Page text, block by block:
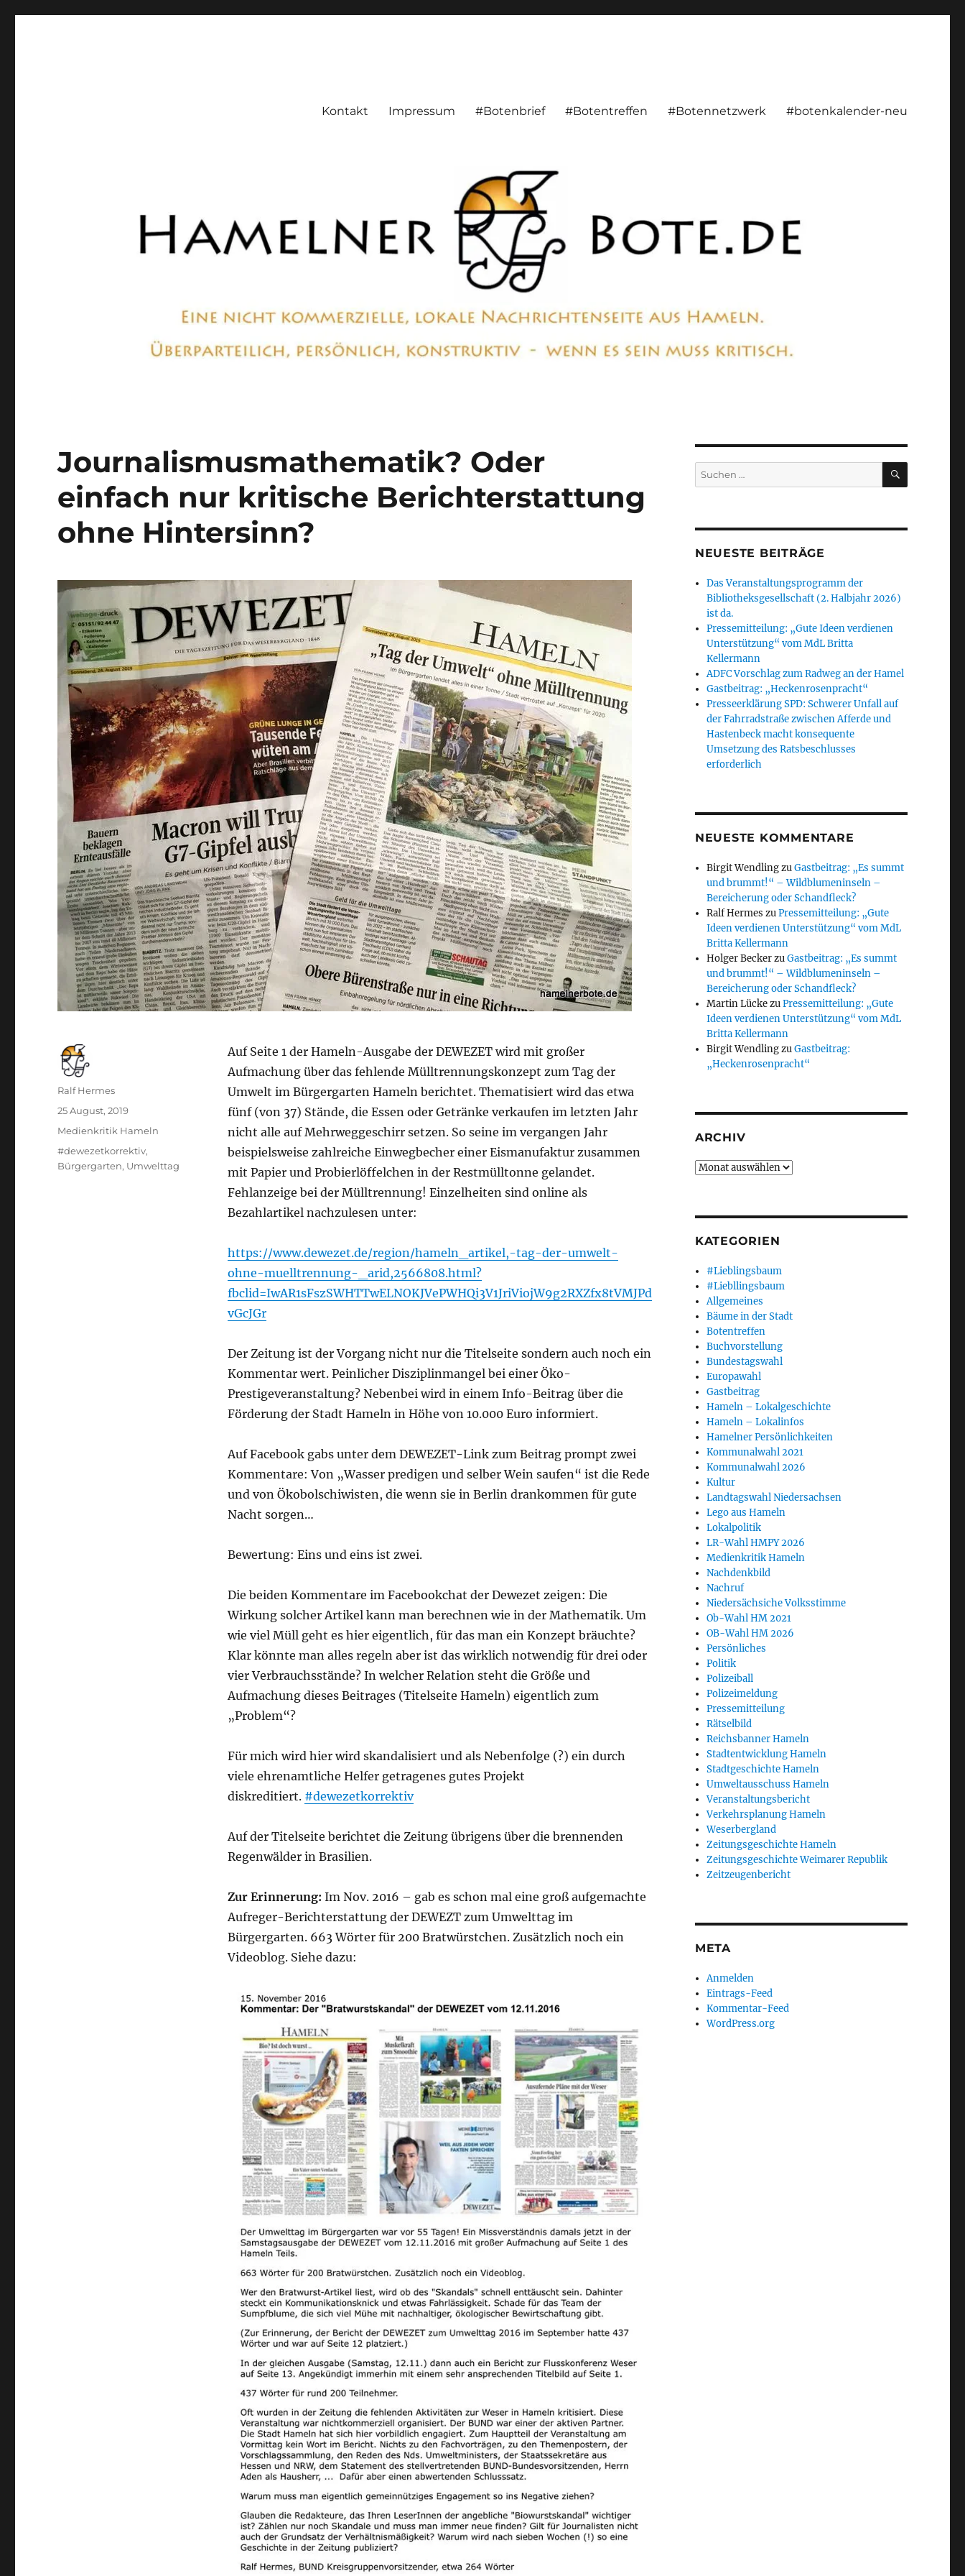
Kontakt Impressum #Botenbrief #Botentreffen #Botennetzwerk #botenkalender-neu
Journalismusmathematik? Oder
einfach nur kritische Berichterstattung
ohne Hintersinn?
Auf Seite 1 der Hameln-Ausgabe der DEWEZET wird mit großer
Aufmachung über das fehlende Mülltrennungskonzept zum Tag der
Umwelt im Bürgergarten Hameln berichtet. Thematisiert wird das etwa
fünf (von 37) Stände, die Essen oder Getränke verkaufen im letzten Jahr
nicht alle auf Mehrweggeschirr setzen. So seine im vergangen Jahr
beispielsweise zahlreiche Einwegbecher einer Eismanufaktur zusammen
mit Papier und Probierlöffelchen in der Restmülltonne gelandet.
Fehlanzeige bei der Mülltrennung! Einzelheiten sind online als
Bezahlartikel nachzulesen unter:
https://www.dewezet.de/region/hameln_artikel,-tag-der-umwelt-
ohne-muelltrennung-_arid,2566808.html?
fbclid=IwAR1sFszSWHTTwELNOKJVePWHQi3V1JriViojW9g2RXZfx8tVMJPd
vGcJGr
Der Zeitung ist der Vorgang nicht nur die Titelseite sondern auch noch ein
Kommentar wert. Peinlicher Disziplinmangel bei einer Öko-
Prestigeveranstaltung? Nebenbei wird in einem Info-Beitrag über die
Förderung der Stadt Hameln in Höhe von 10.000 Euro informiert.
Auf Facebook gabs unter dem DEWEZET-Link zum Beitrag prompt zwei
Kommentare: Von „Wasser predigen und selber Wein saufen“ ist die Rede
und von Ökobolschiwisten, die wenn sie in Berlin drankommen für gute
Nacht sorgen…
Bewertung: Eins und eins ist zwei.
Die beiden Kommentare im Facebookchat der Dewezet zeigen: Die
Wirkung solcher Artikel kann man berechnen wie in der Mathematik. Um
wie viel Müll geht es hier eigentlich, für das man ein Konzept bräuchte?
Klar könnte man alles regeln aber ist das wirklich notwendig für drei oder
vier Verbrauchsstände? In welcher Relation steht die Größe und
Aufmachung dieses Beitrages (Titelseite Hameln) eigentlich zum
„Problem“?
Für mich wird hier wird skandalisiert und als Nebenfolge (?) ein durch
viele ehrenamtliche Helfer getragenes gutes Projekt
diskreditiert. #dewezetkorrektiv
Auf der Titelseite berichtet die Zeitung übrigens über die brennenden
Regenwälder in Brasilien.
Zur Erinnerung: Im Nov. 2016 – gab es schon mal eine groß aufgemachte
Aufreger-Berichterstattung der DEWEZT zum Umwelttag im
Bürgergarten. 663 Wörter für 200 Bratwürstchen. Zusätzlich noch ein
Videoblog. Siehe dazu:
Autor
Ralf Hermes
Veröffentlicht
25 August, 2019
Kategorien
Medienkritik Hameln
Schlagwörter
#dewezetkorrektiv,
Bürgergarten, Umwelttag
Suchen
nach:
SUCHEN
NEUESTE BEITRÄGE
Das Veranstaltungsprogramm der
Bibliotheksgesellschaft (2. Halbjahr 2026)
ist da.
Pressemitteilung: „Gute Ideen verdienen
Unterstützung“ vom MdL Britta
Kellermann
ADFC Vorschlag zum Radweg an der Hamel
Gastbeitrag: „Heckenrosenpracht“
Presseerklärung SPD: Schwerer Unfall auf
der Fahrradstraße zwischen Afferde und
Hastenbeck macht konsequente
Umsetzung des Ratsbeschlusses
erforderlich
NEUESTE KOMMENTARE
Birgit WendlingzuGastbeitrag: „Es summt
und brummt!“ – Wildblumeninseln –
Bereicherung oder Schandfleck?
Ralf Hermes zuPressemitteilung: „Gute
Ideen verdienen Unterstützung“ vom MdL
Britta Kellermann
Holger BeckerzuGastbeitrag: „Es summt
und brummt!“ – Wildblumeninseln –
Bereicherung oder Schandfleck?
Martin LückezuPressemitteilung: „Gute
Ideen verdienen Unterstützung“ vom MdL
Britta Kellermann
Birgit WendlingzuGastbeitrag:
„Heckenrosenpracht“
ARCHIV
Archiv
KATEGORIEN
#Lieblingsbaum
#Liebllingsbaum
Allgemeines
Bäume in der Stadt
Botentreffen
Buchvorstellung
Bundestagswahl
Europawahl
Gastbeitrag
Hameln – Lokalgeschichte
Hameln – Lokalinfos
Hamelner Persönlichkeiten
Kommunalwahl 2021
Kommunalwahl 2026
Kultur
Landtagswahl Niedersachsen
Lego aus Hameln
Lokalpolitik
LR-Wahl HMPY 2026
Medienkritik Hameln
Nachdenkbild
Nachruf
Niedersächsiche Volksstimme
Ob-Wahl HM 2021
OB-Wahl HM 2026
Persönliches
Politik
Polizeiball
Polizeimeldung
Pressemitteilung
Rätselbild
Reichsbanner Hameln
Stadtentwicklung Hameln
Stadtgeschichte Hameln
Umweltausschuss Hameln
Veranstaltungsbericht
Verkehrsplanung Hameln
Weserbergland
Zeitungsgeschichte Hameln
Zeitungsgeschichte Weimarer Republik
Zeitzeugenbericht
META
Anmelden
Eintrags-Feed
Kommentar-Feed
WordPress.org